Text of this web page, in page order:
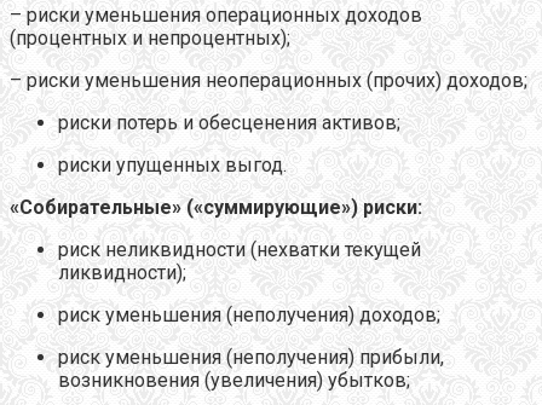
– риски уменьшения операционных доходов
(процентных и непроцентных);
– риски уменьшения неоперационных (прочих) доходов;
риски потерь и обесценения активов;
риски упущенных выгод.
«Собирательные» («суммирующие») риски:
риск неликвидности (нехватки текущей
ликвидности);
риск уменьшения (неполучения) доходов;
риск уменьшения (неполучения) прибыли,
возникновения (увеличения) убытков;